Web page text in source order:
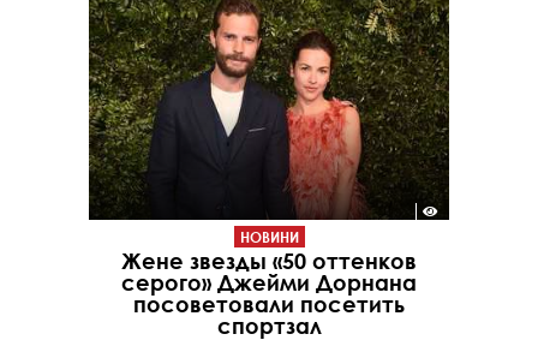
НОВИНИ
Жене звезды «50 оттенков
серого» Джейми Дорнана
посоветовали посетить
спортзал